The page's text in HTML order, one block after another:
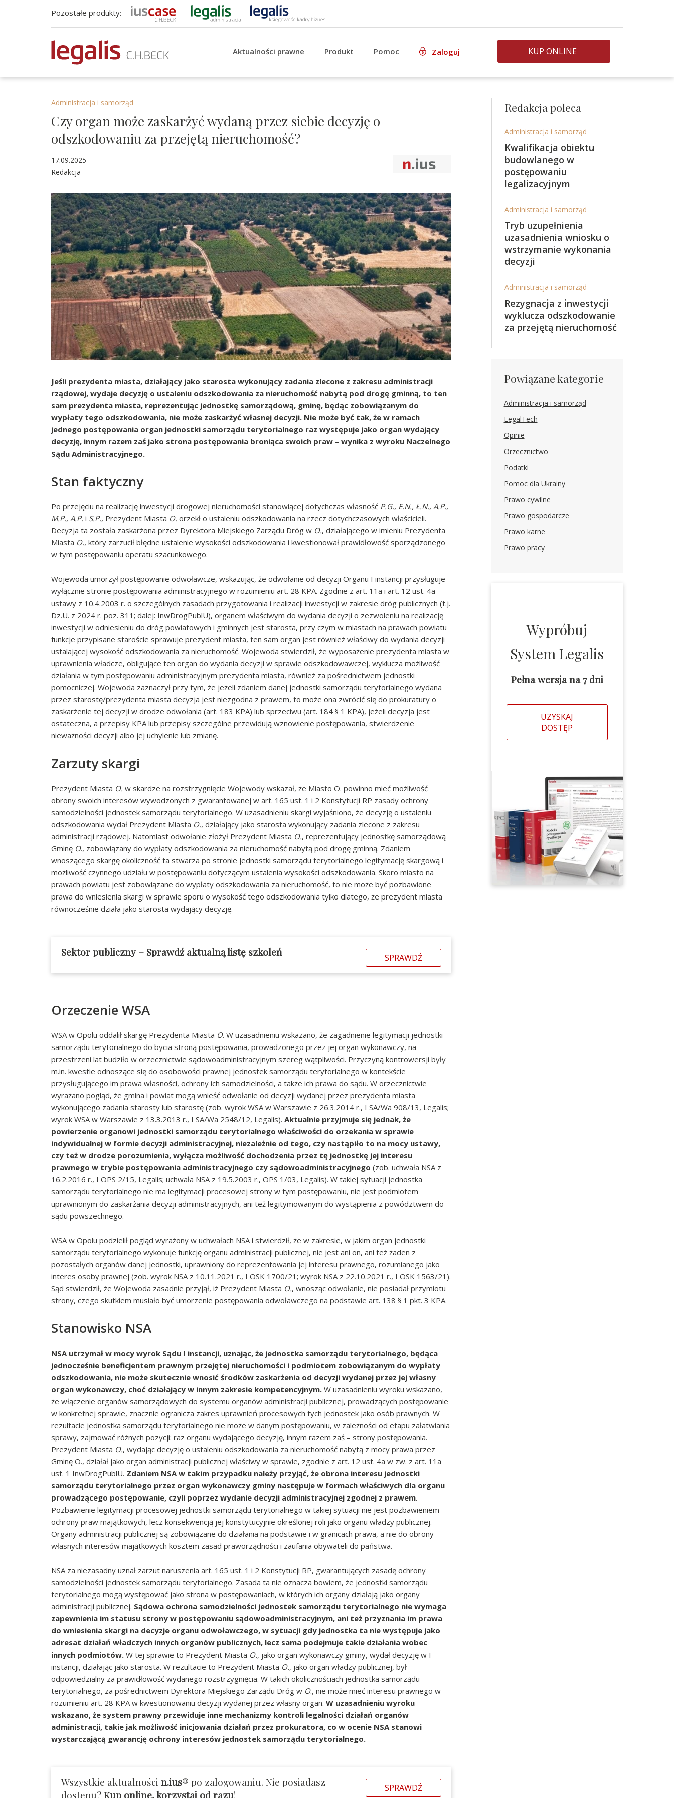
Pozostałe produkty:
Aktualności prawne Produkt Pomoc Zaloguj KUP ONLINE
Administracja i samorząd
Czy organ może zaskarżyć wydaną przez siebie decyzję o
odszkodowaniu za przejętą nieruchomość?
17.09.2025
Redakcja
Jeśli prezydenta miasta, działający jako starosta wykonujący zadania zlecone z zakresu administracji
rządowej, wydaje decyzję o ustaleniu odszkodowania za nieruchomość nabytą pod drogę gminną, to ten
sam prezydenta miasta, reprezentując jednostkę samorządową, gminę, będąc zobowiązanym do
wypłaty tego odszkodowania, nie może zaskarżyć własnej decyzji. Nie może być tak, że w ramach
jednego postępowania organ jednostki samorządu terytorialnego raz występuje jako organ wydający
decyzję, innym razem zaś jako strona postępowania broniąca swoich praw – wynika z wyroku Naczelnego
Sądu Administracyjnego.
Stan faktyczny
Po przejęciu na realizację inwestycji drogowej nieruchomości stanowiącej dotychczas własność P.G., E.N., Ł.N., A.P.,
M.P., A.P. i S.P., Prezydent Miasta O. orzekł o ustaleniu odszkodowania na rzecz dotychczasowych właścicieli.
Decyzja ta została zaskarżona przez Dyrektora Miejskiego Zarządu Dróg w O., działającego w imieniu Prezydenta
Miasta O., który zarzucił błędne ustalenie wysokości odszkodowania i kwestionował prawidłowość sporządzonego
w tym postępowaniu operatu szacunkowego.
Wojewoda umorzył postępowanie odwoławcze, wskazując, że odwołanie od decyzji Organu I instancji przysługuje
wyłącznie stronie postępowania administracyjnego w rozumieniu art. 28 KPA. Zgodnie z art. 11a i art. 12 ust. 4a
ustawy z 10.4.2003 r. o szczególnych zasadach przygotowania i realizacji inwestycji w zakresie dróg publicznych (t.j.
Dz.U. z 2024 r. poz. 311; dalej: InwDrogPublU), organem właściwym do wydania decyzji o zezwoleniu na realizację
inwestycji w odniesieniu do dróg powiatowych i gminnych jest starosta, przy czym w miastach na prawach powiatu
funkcje przypisane staroście sprawuje prezydent miasta, ten sam organ jest również właściwy do wydania decyzji
ustalającej wysokość odszkodowania za nieruchomość. Wojewoda stwierdził, że wyposażenie prezydenta miasta w
uprawnienia władcze, obligujące ten organ do wydania decyzji w sprawie odszkodowawczej, wyklucza możliwość
działania w tym postępowaniu administracyjnym prezydenta miasta, również za pośrednictwem jednostki
pomocniczej. Wojewoda zaznaczył przy tym, że jeżeli zdaniem danej jednostki samorządu terytorialnego wydana
przez starostę/prezydenta miasta decyzja jest niezgodna z prawem, to może ona zwrócić się do prokuratury o
zaskarżenie tej decyzji w drodze odwołania (art. 183 KPA) lub sprzeciwu (art. 184 § 1 KPA), jeżeli decyzja jest
ostateczna, a przepisy KPA lub przepisy szczególne przewidują wznowienie postępowania, stwierdzenie
nieważności decyzji albo jej uchylenie lub zmianę.
Zarzuty skargi
Prezydent Miasta O. w skardze na rozstrzygnięcie Wojewody wskazał, że Miasto O. powinno mieć możliwość
obrony swoich interesów wywodzonych z gwarantowanej w art. 165 ust. 1 i 2 Konstytucji RP zasady ochrony
samodzielności jednostek samorządu terytorialnego. W uzasadnieniu skargi wyjaśniono, że decyzję o ustaleniu
odszkodowania wydał Prezydent Miasta O., działający jako starosta wykonujący zadania zlecone z zakresu
administracji rządowej. Natomiast odwołanie złożył Prezydent Miasta O., reprezentujący jednostkę samorządową
Gminę O., zobowiązany do wypłaty odszkodowania za nieruchomość nabytą pod drogę gminną. Zdaniem
wnoszącego skargę okoliczność ta stwarza po stronie jednostki samorządu terytorialnego legitymację skargową i
możliwość czynnego udziału w postępowaniu dotyczącym ustalenia wysokości odszkodowania. Skoro miasto na
prawach powiatu jest zobowiązane do wypłaty odszkodowania za nieruchomość, to nie może być pozbawione
prawa do wniesienia skargi w sprawie sporu o wysokość tego odszkodowania tylko dlatego, że prezydent miasta
równocześnie działa jako starosta wydający decyzję.
Sektor publiczny – Sprawdź aktualną listę szkoleń SPRAWDŹ
Orzeczenie WSA
WSA w Opolu oddalił skargę Prezydenta Miasta O. W uzasadnieniu wskazano, że zagadnienie legitymacji jednostki
samorządu terytorialnego do bycia stroną postępowania, prowadzonego przez jej organ wykonawczy, na
przestrzeni lat budziło w orzecznictwie sądowoadministracyjnym szereg wątpliwości. Przyczyną kontrowersji były
m.in. kwestie odnoszące się do osobowości prawnej jednostek samorządu terytorialnego w kontekście
przysługującego im prawa własności, ochrony ich samodzielności, a także ich prawa do sądu. W orzecznictwie
wyrażano pogląd, że gmina i powiat mogą wnieść odwołanie od decyzji wydanej przez prezydenta miasta
wykonującego zadania starosty lub starostę (zob. wyrok WSA w Warszawie z 26.3.2014 r., I SA/Wa 908/13, Legalis;
wyrok WSA w Warszawie z 13.3.2013 r., I SA/Wa 2548/12, Legalis). Aktualnie przyjmuje się jednak, że
powierzenie organowi jednostki samorządu terytorialnego właściwości do orzekania w sprawie
indywidualnej w formie decyzji administracyjnej, niezależnie od tego, czy nastąpiło to na mocy ustawy,
czy też w drodze porozumienia, wyłącza możliwość dochodzenia przez tę jednostkę jej interesu
prawnego w trybie postępowania administracyjnego czy sądowoadministracyjnego (zob. uchwała NSA z
16.2.2016 r., I OPS 2/15, Legalis; uchwała NSA z 19.5.2003 r., OPS 1/03, Legalis). W takiej sytuacji jednostka
samorządu terytorialnego nie ma legitymacji procesowej strony w tym postępowaniu, nie jest podmiotem
uprawnionym do zaskarżania decyzji administracyjnych, ani też legitymowanym do wystąpienia z powództwem do
sądu powszechnego.
WSA w Opolu podzielił pogląd wyrażony w uchwałach NSA i stwierdził, że w zakresie, w jakim organ jednostki
samorządu terytorialnego wykonuje funkcję organu administracji publicznej, nie jest ani on, ani też żaden z
pozostałych organów danej jednostki, uprawniony do reprezentowania jej interesu prawnego, rozumianego jako
interes osoby prawnej (zob. wyrok NSA z 10.11.2021 r., I OSK 1700/21; wyrok NSA z 22.10.2021 r., I OSK 1563/21).
Sąd stwierdził, że Wojewoda zasadnie przyjął, iż Prezydent Miasta O., wnosząc odwołanie, nie posiadał przymiotu
strony, czego skutkiem musiało być umorzenie postępowania odwoławczego na podstawie art. 138 § 1 pkt. 3 KPA.
Stanowisko NSA
NSA utrzymał w mocy wyrok Sądu I instancji, uznając, że jednostka samorządu terytorialnego, będąca
jednocześnie beneficjentem prawnym przejętej nieruchomości i podmiotem zobowiązanym do wypłaty
odszkodowania, nie może skutecznie wnosić środków zaskarżenia od decyzji wydanej przez jej własny
organ wykonawczy, choć działający w innym zakresie kompetencyjnym. W uzasadnieniu wyroku wskazano,
że włączenie organów samorządowych do systemu organów administracji publicznej, prowadzących postępowanie
w konkretnej sprawie, znacznie ogranicza zakres uprawnień procesowych tych jednostek jako osób prawnych. W
rezultacie jednostka samorządu terytorialnego nie może w danym postępowaniu, w zależności od etapu załatwiania
sprawy, zajmować różnych pozycji: raz organu wydającego decyzję, innym razem zaś – strony postępowania.
Prezydent Miasta O., wydając decyzję o ustaleniu odszkodowania za nieruchomość nabytą z mocy prawa przez
Gminę O., działał jako organ administracji publicznej właściwy w sprawie, zgodnie z art. 12 ust. 4a w zw. z art. 11a
ust. 1 InwDrogPublU. Zdaniem NSA w takim przypadku należy przyjąć, że obrona interesu jednostki
samorządu terytorialnego przez organ wykonawczy gminy następuje w formach właściwych dla organu
prowadzącego postępowanie, czyli poprzez wydanie decyzji administracyjnej zgodnej z prawem.
Pozbawienie legitymacji procesowej jednostki samorządu terytorialnego w takiej sytuacji nie jest pozbawieniem
ochrony praw majątkowych, lecz konsekwencją jej konstytucyjnie określonej roli jako organu władzy publicznej.
Organy administracji publicznej są zobowiązane do działania na podstawie i w granicach prawa, a nie do obrony
własnych interesów majątkowych kosztem zasad praworządności i zaufania obywateli do państwa.
NSA za niezasadny uznał zarzut naruszenia art. 165 ust. 1 i 2 Konstytucji RP, gwarantujących zasadę ochrony
samodzielności jednostek samorządu terytorialnego. Zasada ta nie oznacza bowiem, że jednostki samorządu
terytorialnego mogą występować jako strona w postępowaniach, w których ich organy działają jako organy
administracji publicznej. Sądowa ochrona samodzielności jednostek samorządu terytorialnego nie wymaga
zapewnienia im statusu strony w postępowaniu sądowoadministracyjnym, ani też przyznania im prawa
do wniesienia skargi na decyzje organu odwoławczego, w sytuacji gdy jednostka ta nie występuje jako
adresat działań władczych innych organów publicznych, lecz sama podejmuje takie działania wobec
innych podmiotów. W tej sprawie to Prezydent Miasta O., jako organ wykonawczy gminy, wydał decyzję w I
instancji, działając jako starosta. W rezultacie to Prezydent Miasta O., jako organ władzy publicznej, był
odpowiedzialny za prawidłowość wydanego rozstrzygnięcia. W takich okolicznościach jednostka samorządu
terytorialnego, za pośrednictwem Dyrektora Miejskiego Zarządu Dróg w O., nie może mieć interesu prawnego w
rozumieniu art. 28 KPA w kwestionowaniu decyzji wydanej przez własny organ. W uzasadnieniu wyroku
wskazano, że system prawny przewiduje inne mechanizmy kontroli legalności działań organów
administracji, takie jak możliwość inicjowania działań przez prokuratora, co w ocenie NSA stanowi
wystarczającą gwarancję ochrony interesów jednostek samorządu terytorialnego.
Wszystkie aktualności n.ius® po zalogowaniu. Nie posiadasz
dostępu?Kup online, korzystaj od razu!
SPRAWDŹ
Redakcja poleca
Administracja i samorząd
Kwalifikacja obiektu
budowlanego w
postępowaniu
legalizacyjnym
Administracja i samorząd
Tryb uzupełnienia
uzasadnienia wniosku o
wstrzymanie wykonania
decyzji
Administracja i samorząd
Rezygnacja z inwestycji
wyklucza odszkodowanie
za przejętą nieruchomość
Powiązane kategorie
Administracja i samorząd
LegalTech
Opinie
Orzecznictwo
Podatki
Pomoc dla Ukrainy
Prawo cywilne
Prawo gospodarcze
Prawo karne
Prawo pracy
Wypróbuj
System Legalis
Pełna wersja na 7 dni
UZYSKAJ
DOSTĘP